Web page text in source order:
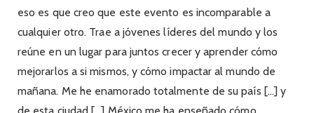
eso es que creo que este evento es incomparable a
cualquier otro. Trae a jóvenes líderes del mundo y los
reúne en un lugar para juntos crecer y aprender cómo
mejorarlos a si mismos, y cómo impactar al mundo de
mañana. Me he enamorado totalmente de su país […] y